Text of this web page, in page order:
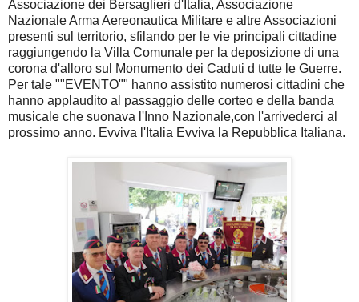
Associazione dei Bersaglieri d'Italia, Associazione
Nazionale Arma Aereonautica Militare e altre Associazioni
presenti sul territorio, sfilando per le vie principali cittadine
raggiungendo la Villa Comunale per la deposizione di una
corona d'alloro sul Monumento dei Caduti d tutte le Guerre.
Per tale ""EVENTO"" hanno assistito numerosi cittadini che
hanno applaudito al passaggio delle corteo e della banda
musicale che suonava l'Inno Nazionale,con l'arrivederci al
prossimo anno. Evviva l'Italia Evviva la Repubblica Italiana.